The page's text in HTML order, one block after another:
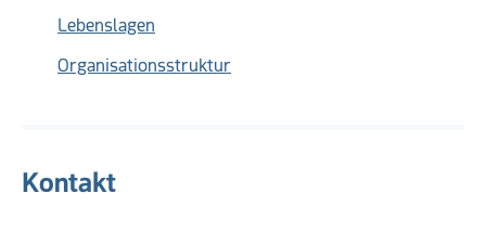
Lebenslagen
Organisationsstruktur
Kontakt